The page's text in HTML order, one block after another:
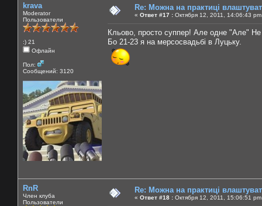
krava
Moderator
Пользователи
:) 21
Офлайн
Пол:
Сообщений: 3120
Re: Можна на практиці
« Ответ #17 : Октября 12, 2011, 14:06:43
Кльово, просто суппер! Але одне "Але"
Бо 21-23 я на мерсосвадьбі в Луцьку.
RnR
Член клуба
Пользователи
Re: Можна на практиці
« Ответ #18 : Октября 12, 2011, 15:06:51